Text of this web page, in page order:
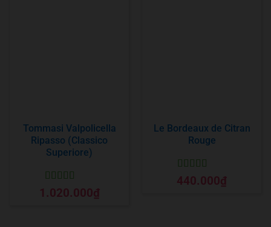
Tommasi Valpolicella
Ripasso (Classico
Superiore)
Được xếp
hạng55 sao
1.020.000₫
Le Bordeaux de Citran
Rouge
Được xếp
hạng55 sao
440.000₫